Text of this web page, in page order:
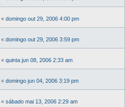
« domingo out 29, 2006 4:00 pm
« domingo out 29, 2006 3:59 pm
« quinta jun 08, 2006 2:33 am
« domingo jun 04, 2006 3:19 pm
« sábado mai 13, 2006 2:29 am